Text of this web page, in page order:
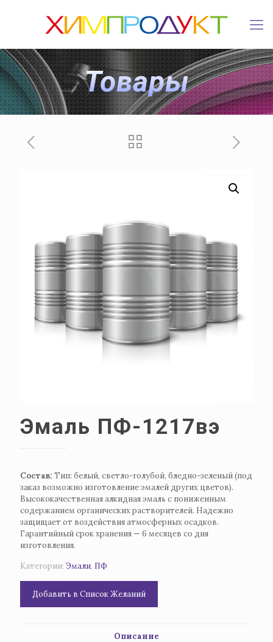
Товары
Эмаль ПФ-1217вэ
Состав: Тип: белый, светло-голубой, бледно-зеленый (под
заказ возможно изготовление эмалей других цветов).
Высококачественная алкидная эмаль с пониженным
содержанием органических растворителей. Надежно
защищает от воздействия атмосферных осадков.
Гарантийный срок хранения — 6 месяцев со дня
изготовления.
Категории: Эмали, ПФ
Добавить в Список Желаний
Описание